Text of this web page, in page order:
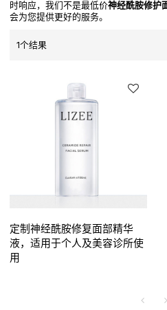
时响应，我们不是最低价神经酰胺修护
会为您提供更好的服务。
1个结果
定制神经酰胺修复面部精华
液，适用于个人及美容诊所使
用